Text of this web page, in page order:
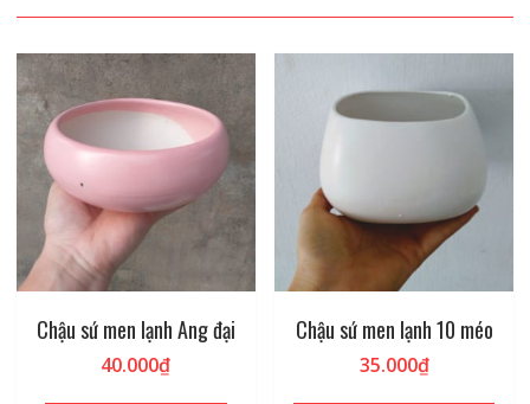
Chậu sứ men lạnh Ang đại
40.000₫
Chậu sứ men lạnh 10 méo
35.000₫